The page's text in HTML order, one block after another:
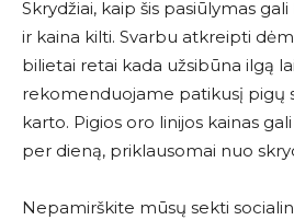
Skrydžiai, kaip šis pasiūlymas
ir kaina kilti. Svarbu atkreipti
bilietai retai kada užsibūna ilgą
rekomenduojame patikusį pigų
karto. Pigios oro linijos kainas
per dieną, priklausomai nuo
Nepamirškite mūsų sekti